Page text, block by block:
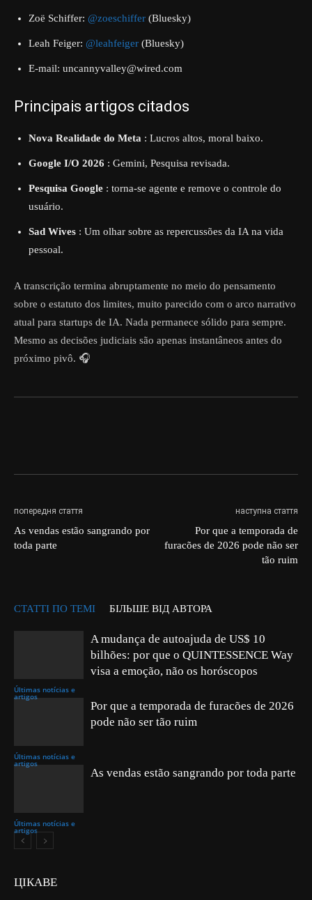
Zoë Schiffer: @zoeschiffer (Bluesky)
Leah Feiger: @leahfeiger (Bluesky)
E-mail: uncannyvalley@wired.com
Principais artigos citados
Nova Realidade do Meta : Lucros altos, moral baixo.
Google I/O 2026 : Gemini, Pesquisa revisada.
Pesquisa Google : torna-se agente e remove o controle do
usuário.
Sad Wives : Um olhar sobre as repercussões da IA ​​na vida
pessoal.
A transcrição termina abruptamente no meio do pensamento
sobre o estatuto dos limites, muito parecido com o arco narrativo
atual para startups de IA. Nada permanece sólido para sempre.
Mesmo as decisões judiciais são apenas instantâneos antes do
próximo pivô. 🎧
попередня стаття
As vendas estão sangrando por
toda parte
наступна стаття
Por que a temporada de
furacões de 2026 pode não ser
tão ruim
СТАТТІ ПО ТЕМІ БІЛЬШЕ ВІД АВТОРА
Últimas notícias e
artigos
A mudança de autoajuda de US$ 10
bilhões: por que o QUINTESSENCE Way
visa a emoção, não os horóscopos
Últimas notícias e
artigos
Por que a temporada de furacões de 2026
pode não ser tão ruim
Últimas notícias e
artigos
As vendas estão sangrando por toda parte
ЦІКАВЕ